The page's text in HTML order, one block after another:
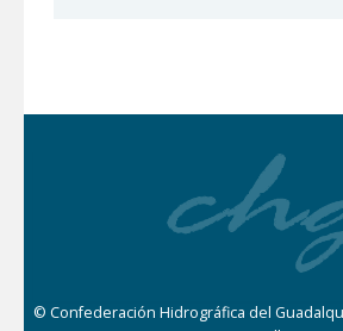
© Confederación Hidrográfica del